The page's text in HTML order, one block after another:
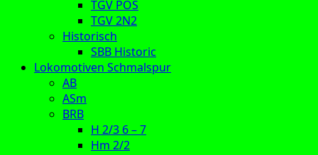
TGV POS
TGV 2N2
Historisch
SBB Historic
Lokomotiven Schmalspur
AB
ASm
BRB
H 2/3 6 – 7
Hm 2/2